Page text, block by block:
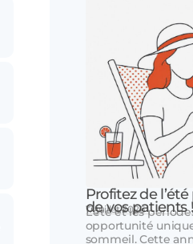
Profitez de
de vos patients !
17 juillet 2026
L’été et les
opportunité
sommeil. Cette